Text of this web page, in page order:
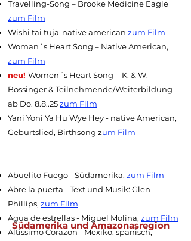
Travelling-Song – Brooke Medicine Eagle
zum Film
Wishi tai tuja-native american zum Film
Woman´s Heart Song – Native American,
zum Film
neu! Women´s Heart Song - K. & W.
Bossinger & Teilnehmende/Weiterbildung
ab Do. 8.8..25zum Film
Yani Yoni Ya Hu Wye Hey - native American,
Geburtslied, Birthsong zum Film
Abuelito Fuego - Südamerika, zum Film
Abre la puerta - Text und Musik: Glen
Phillips, zum Film
Agua de estrellas - Miguel Molina, zum Film
Altissimo Corazon - Mexiko, spanisch,
Südamerika und Amazonasregion